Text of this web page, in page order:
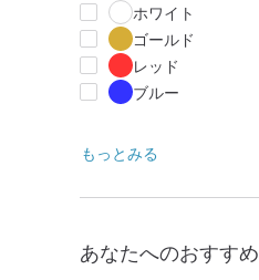
ホワイト
ゴールド
レッド
ブルー
もっとみる
あなたへのおすすめ